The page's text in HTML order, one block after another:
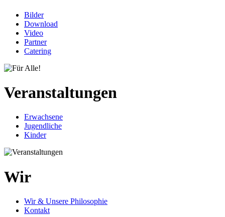
Bilder
Download
Video
Partner
Catering
Veranstaltungen
Erwachsene
Jugendliche
Kinder
Wir
Wir & Unsere Philosophie
Kontakt